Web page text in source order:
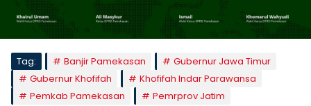
Tag: Banjir Pamekasan
Gubernur Jawa Timur
Gubernur Khofifah
Khofifah Indar Parawansa
Pemkab Pamekasan
Pemrprov Jatim